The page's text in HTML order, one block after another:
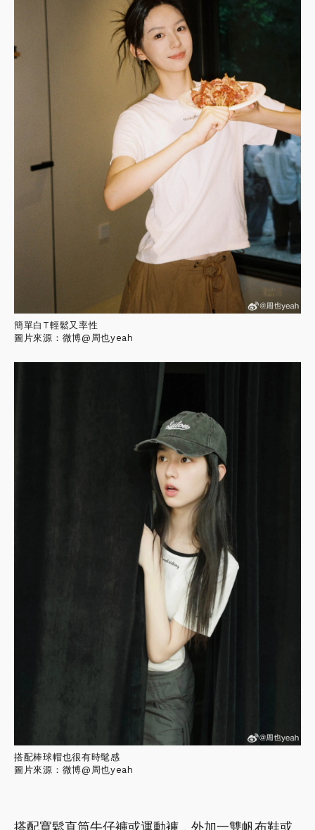
簡單白T輕鬆又率性
圖片來源：微博@周也yeah
搭配棒球帽也很有時髦感
圖片來源：微博@周也yeah
搭配寬鬆直筒牛仔褲或運動褲，外加一雙帆布鞋或